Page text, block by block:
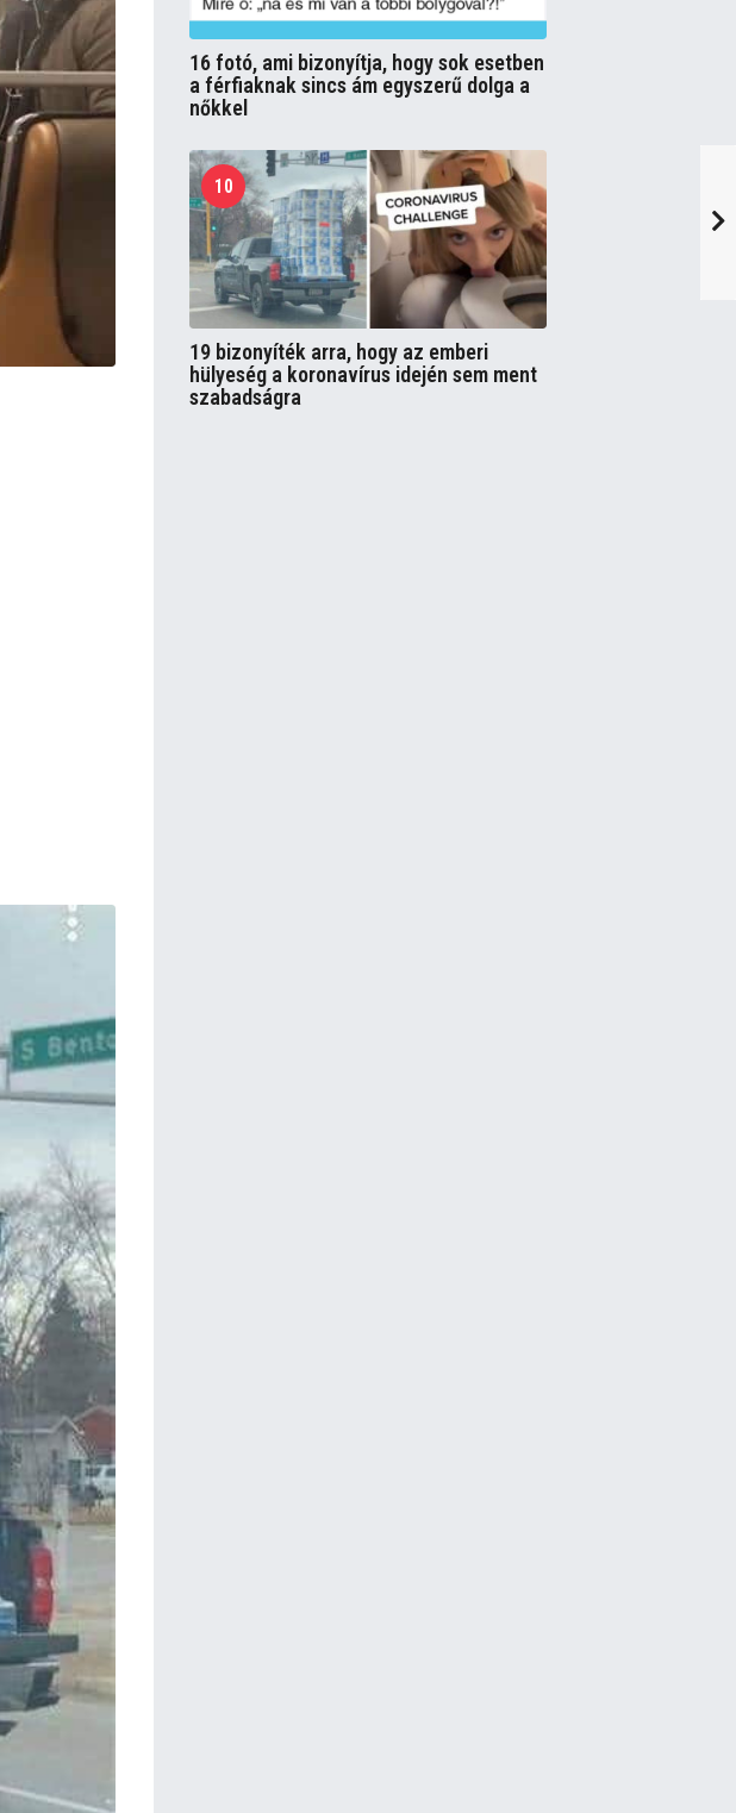
16 fotó, ami bizonyítja, hogy sok esetben
a férfiaknak sincs ám egyszerű dolga a
nőkkel
10
19 bizonyíték arra, hogy az emberi
hülyeség a koronavírus idején sem ment
szabadságra